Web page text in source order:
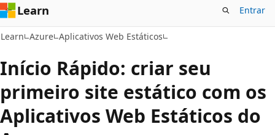
Learn Entrar
Learn Azure Aplicativos Web Estáticos
Início Rápido: criar seu
primeiro site estático com os
Aplicativos Web Estáticos do